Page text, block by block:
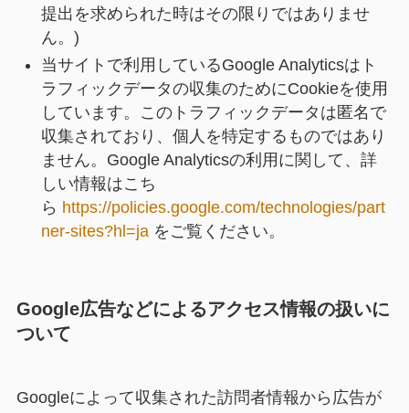
提出を求められた時はその限りではありませ
ん。)
当サイトで利用しているGoogle Analyticsはト
ラフィックデータの収集のためにCookieを使用
しています。このトラフィックデータは匿名で
収集されており、個人を特定するものではあり
ません。Google Analyticsの利用に関して、詳
しい情報はこち
ら https://policies.google.com/technologies/part
ner-sites?hl=jaをご覧ください。
Google広告などによるアクセス情報の扱いに
ついて
Googleによって収集された訪問者情報から広告が